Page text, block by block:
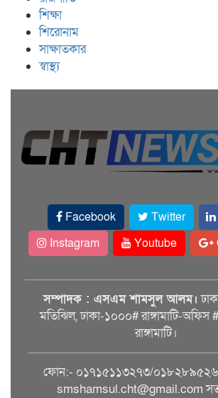
শিক্ষা
শিরোনাম
সাক্ষাতকার
স্বাস্থ্য
Facebook Twitter
Instagram
Youtube
সম্পাদক : এসএম শামসুল আলম।
মতিঝিল, ঢাকা-১০০০# রাঙ্গামাটি-অফিস #
রাঙ্গামাটি।
ফোন:- ০১৭১৫১১৩২৭৩/
smshamsul.cht@gmail.com